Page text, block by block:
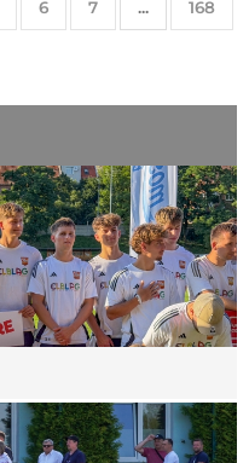
6 7 ... 168